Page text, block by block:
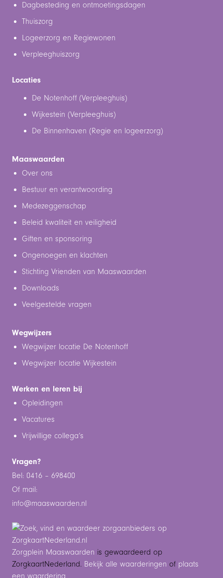
Dagbesteding en ontmoetingsdagen
Thuiszorg
Logeerzorg en Regiewonen
Verpleeghuiszorg
Locaties
De Notenhoff (Verpleeghuis)
Wijkestein (Verpleeghuis)
De Binnenhaven (Regie en logeerzorg)
Maaswaarden
Over ons
Bestuur en verantwoording
Medezeggenschap
Beleid kwaliteit en veiligheid
Giften en sponsoring
Ongenoegen en klachten
Stichting Vrienden van Maaswaarden
Downloads
Veelgestelde vragen
Wegwijzers
Wegwijzer locatie De Notenhoff
Wegwijzer locatie Wijkestein
Werken en leren bij
Opleidingen
Vacatures
Vrijwillige collega’s
Vragen?
Bel: 0416 – 698400
Of mail:
info@maaswaarden.nl
Zorgplein Maaswaarden is gewaardeerd op
ZorgkaartNederland. Bekijk alle waarderingen of plaats
een waardering